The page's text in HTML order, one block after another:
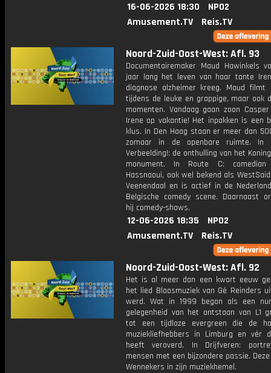
16-06-2026 18:30
NPO2
Amusement.TV
Reis.TV
Noord-Zuid-Oost-West: Afl. 93
Documentairemaker Maud Hawinkels
jaar lang het leven van haar tante
diagnose alzheimer kreeg. Maud filmt
tijdens de leuke en grappige, maar ook
momenten. Vandaag gaan zoon
Irene op vakantie! Het inpakken is een
klus. In Den Haag staan er meer dan
zomaar in de openbare ruimte. In
Verbeelding!: de onthulling van het
monument. In Route C:
Hassnaoui, ook wel bekend als
Veenendaal en is actief in de
Belgische comedy scene. Daarnaast
hij comedy-shows.
12-06-2026 18:35
NPO2
Amusement.TV
Reis.TV
Noord-Zuid-Oost-West: Afl. 92
Het is al meer dan een kwart eeuw
het lied Blaosmuziek van Gé Reinders
werd. Wat in 1999 begon als een
gelegenheid van het ontstaan van L1
tot een tijdloze evergreen die de
muziekliefhebbers in Limburg en vér
heeft veroverd. In Drijfveren:
mensen met een bijzondere passie.
Wennekers in zijn muziekhemel.